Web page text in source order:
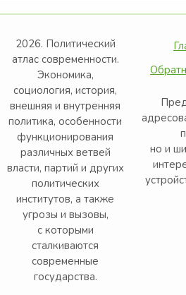
2026. Политический
атлас современности.
Экономика,
социология, история,
внешняя и внутренняя
политика, особенности
функционирования
различных ветвей
власти, партий и других
политических
институтов, а также
угрозы и вызовы,
с которыми
сталкиваются
современные
государства.
но и